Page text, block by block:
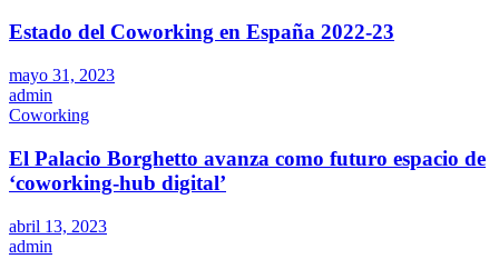
Estado del Coworking en España 2022-23
mayo 31, 2023
admin
Coworking
El Palacio Borghetto avanza como futuro espacio de
‘coworking-hub digital’
abril 13, 2023
admin